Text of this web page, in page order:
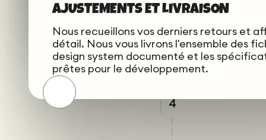
interaction sont pensés dans le moindre
AJUSTEMENTS ET LIVRAISON
Nous recueillons vos derniers retours et
détail. Nous vous livrons l'ensemble des
design system documenté et les
prêtes pour le développement.
3
4